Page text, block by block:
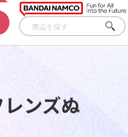
さが
す
ンズぬ